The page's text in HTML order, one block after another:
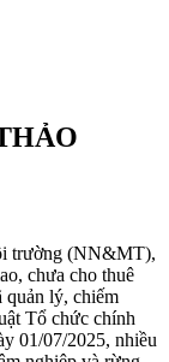
trường (NN&MT),
chưa cho thuê
quản lý, chiếm
Tổ chức chính
01/07/2025, nhiều